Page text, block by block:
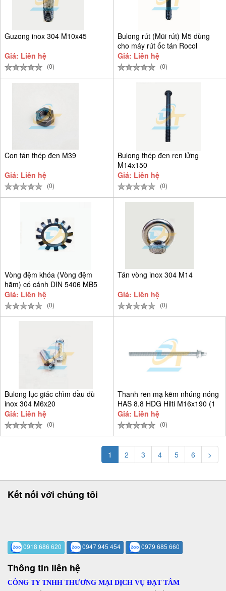
Guzong inox 304 M10x45
Giá: Liên hệ
(0)
Bulong rút (Mũi rút) M5 dùng
cho máy rút ốc tán Rocol
Giá: Liên hệ
(0)
Con tán thép đen M39
Giá: Liên hệ
(0)
Bulong thép đen ren lửng
M14x150
Giá: Liên hệ
(0)
Vòng đệm khóa (Vòng đệm
hãm) có cánh DIN 5406 MB5
D25
Giá: Liên hệ
(0)
Tán vòng inox 304 M14
Giá: Liên hệ
(0)
Bulong lục giác chìm đầu dù
inox 304 M6x20
Giá: Liên hệ
(0)
Thanh ren mạ kẽm nhúng nóng
HAS 8.8 HDG Hilti M16x190 (1
Giá: Liên hệ
(0)
1 2 3 4 5 6 >
Kết nối với chúng tôi
0918 686 620 0947 945 454 0979 685 660
Thông tin liên hệ
CÔNG TY TNHH THƯƠNG MẠI DỊCH VỤ ĐẠT TÂM